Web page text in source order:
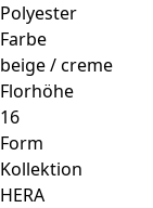
Polyester
Farbe
beige / creme
Florhöhe
16
Form
Kollektion
HERA